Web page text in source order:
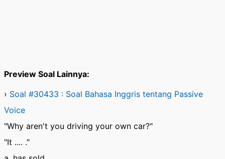
Preview Soal Lainnya:
› Soal #30433 : Soal Bahasa Inggris tentang Passive
Voice
"Why aren't you driving your own car?"
"It .... ."